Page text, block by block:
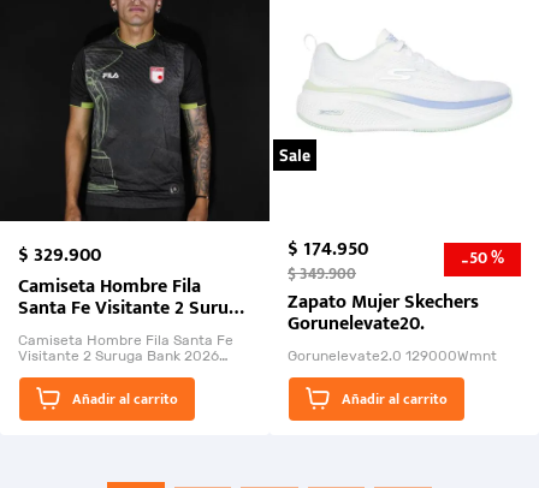
$329.900
Camiseta Hombre Fila
Santa Fe Visitante 2 Suruga
Bank 2026
Camiseta Hombre Fila Santa Fe
Visitante 2 Suruga Bank 2026
El Rugido del Sol Naciente:
“Primeros para la Et...
Añadir al carrito
Sale
$174.950
$349.900 -50 %
Zapato Mujer Skechers
Gorunelevate20.
Gorunelevate2.0 129000Wmnt
Añadir al carrito